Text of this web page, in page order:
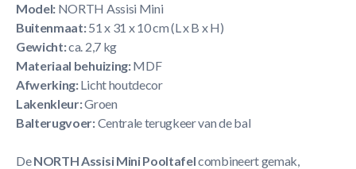
Model: NORTH Assisi Mini
Buitenmaat:51 x 31 x 10 cm (L x B x H)
Gewicht:ca. 2,7 kg
Materiaal behuizing:MDF
Afwerking:Licht houtdecor
Lakenkleur:Groen
Balterugvoer:Centrale terugkeer van de bal
DeNORTH Assisi Mini Pooltafelcombineert gemak,